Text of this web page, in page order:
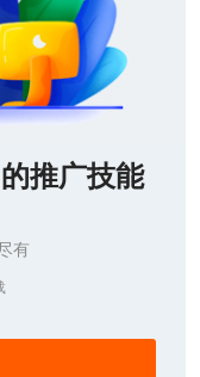
推广技能
有